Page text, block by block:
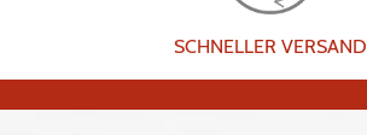
SCHNELLER VERSAND